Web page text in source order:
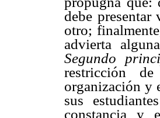
debe
otro;
advierta
Segundo
restricción
organización y
sus
constancia y